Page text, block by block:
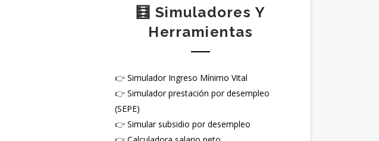
🧮 Simuladores Y
Herramientas
👉 Simulador Ingreso Mínimo Vital
👉 Simulador prestación por desempleo
(SEPE)
👉 Simular subsidio por desempleo